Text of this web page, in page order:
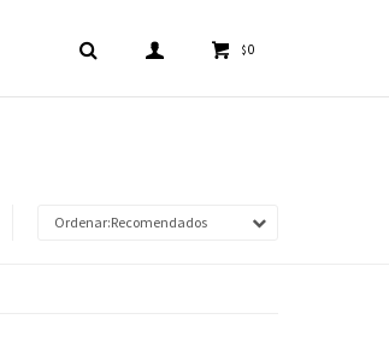
$0
Recomendados